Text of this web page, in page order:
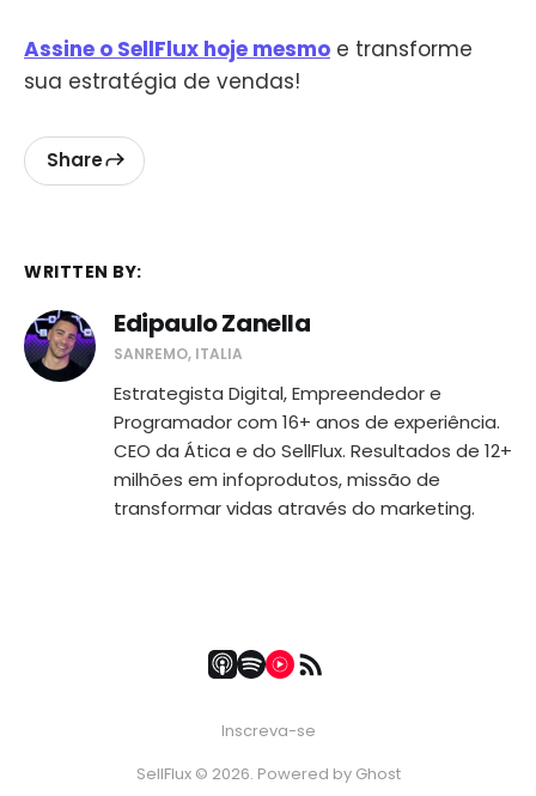
Assine o SellFlux hoje mesmo e transforme
sua estratégia de vendas!
Share
WRITTEN BY:
Edipaulo Zanella
SANREMO, ITALIA
Estrategista Digital, Empreendedor e
Programador com 16+ anos de experiência.
CEO da Ática e do SellFlux. Resultados de 12+
milhões em infoprodutos, missão de
transformar vidas através do marketing.
Inscreva-se
SellFlux © 2026. Powered by Ghost